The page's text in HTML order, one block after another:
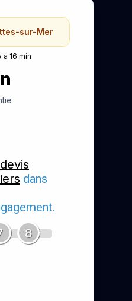
sur-Mer
16 min
dans
8